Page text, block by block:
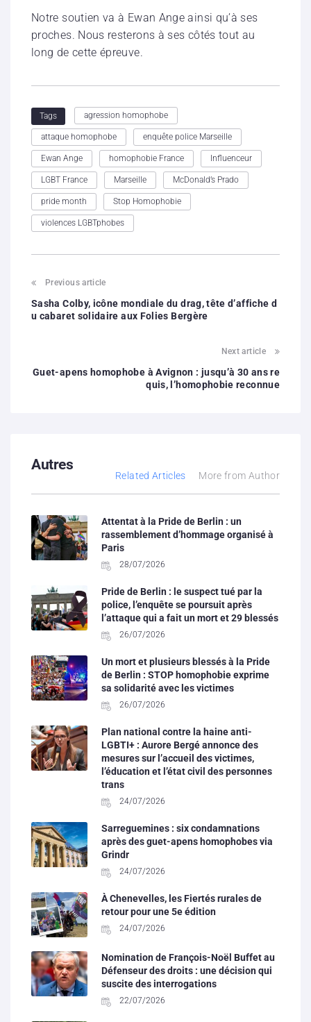
Notre soutien va à Ewan Ange ainsi qu’à ses
proches. Nous resterons à ses côtés tout au
long de cette épreuve.
Tags agression homophobe
attaque homophobe enquête police Marseille
Ewan Ange homophobie France Influenceur
LGBT France Marseille McDonald’s Prado
pride month Stop Homophobie
violences LGBTphobes
Previous article
Sasha Colby, icône mondiale du drag, tête d’affiche d
u cabaret solidaire aux Folies Bergère
Next article
Guet-apens homophobe à Avignon : jusqu’à 30 ans re
quis, l’homophobie reconnue
Autres
Related Articles More from Author
Attentat à la Pride de Berlin : un
rassemblement d’hommage organisé à
Paris
28/07/2026
Pride de Berlin : le suspect tué par la
police, l’enquête se poursuit après
l’attaque qui a fait un mort et 29 blessés
26/07/2026
Un mort et plusieurs blessés à la Pride
de Berlin : STOP homophobie exprime
sa solidarité avec les victimes
26/07/2026
Plan national contre la haine anti-
LGBTI+ : Aurore Bergé annonce des
mesures sur l’accueil des victimes,
l’éducation et l’état civil des personnes
trans
24/07/2026
Sarreguemines : six condamnations
après des guet-apens homophobes via
Grindr
24/07/2026
À Chenevelles, les Fiertés rurales de
retour pour une 5e édition
24/07/2026
Nomination de François-Noël Buffet au
Défenseur des droits : une décision qui
suscite des interrogations
22/07/2026